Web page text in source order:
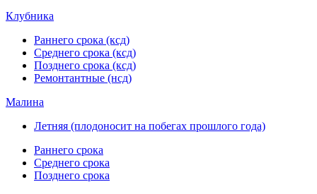
Клубника
Раннего срока (ксд)
Среднего срока (ксд)
Позднего срока (ксд)
Ремонтантные (нсд)
Малина
Летняя (плодоносит на побегах прошлого года)
Раннего срока
Среднего срока
Позднего срока